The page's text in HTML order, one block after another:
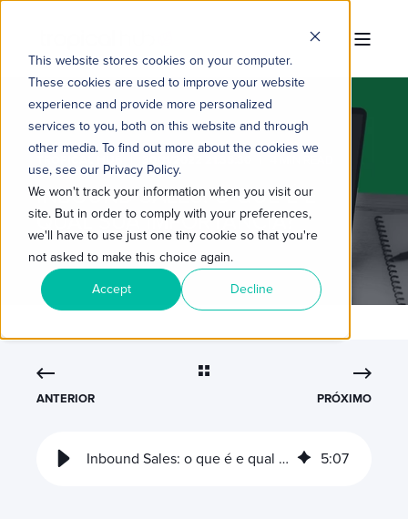
This website stores cookies on your computer.
These cookies are used to improve your website
experience and provide more personalized
services to you, both on this website and through
other media. To find out more about the cookies we
use, see our Privacy Policy.
We won't track your information when you visit our
site. But in order to comply with your preferences,
we'll have to use just one tiny cookie so that you're
not asked to make this choice again.
Accept Decline
INBOUND SALES: O QUE É E
QUAL SUA IMPORTÂNCIA?
ANTERIOR PRÓXIMO
Inbound Sales: o que é e qual sua importância? 5:07